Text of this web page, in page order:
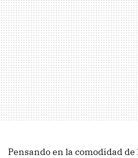
Pensando en la comodidad